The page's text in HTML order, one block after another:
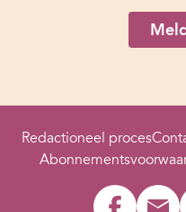
Redactioneel proces